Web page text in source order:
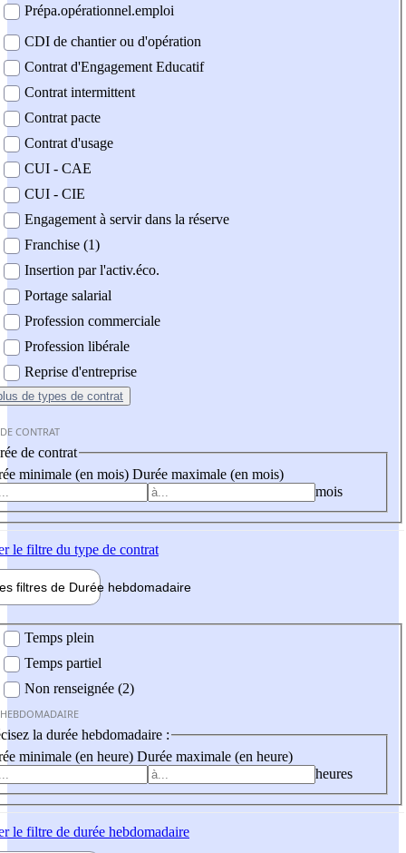
Prépa.opérationnel.emploi
CDI de chantier ou d'opération
Contrat d'Engagement Educatif
Contrat intermittent
Contrat pacte
Contrat d'usage
CUI - CAE
CUI - CIE
Engagement à servir dans la réserve
Franchise (1)
Insertion par l'activ.éco.
Portage salarial
Profession commerciale
Profession libérale
Reprise d'entreprise
de types de contrat
CONTRAT
de contrat
minimale (en mois) Durée maximale (en mois)
mois
le filtre du type de contrat
filtres de Durée hebdomadaire
Temps plein
Temps partiel
Non renseignée (2)
la durée hebdomadaire :
minimale (en heure) Durée maximale (en heure)
heures
le filtre de durée hebdomadaire